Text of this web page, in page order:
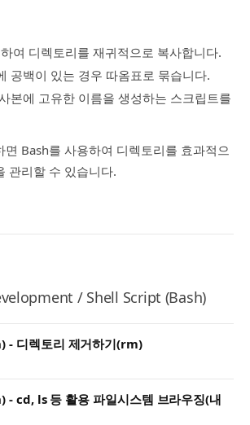
여 디렉토리를 재귀적으로 복사합니다.
공백이 있는 경우 따옴표로 묶습니다.
본에 고유한 이름을 생성하는 스크립트를
면 Bash를 사용하여 디렉토리를 효과적으
관리할 수 있습니다.
/ Shell Script (Bash)
- 디렉토리 제거하기(rm)
- cd, ls 등 활용 파일시스템 브라우징(내